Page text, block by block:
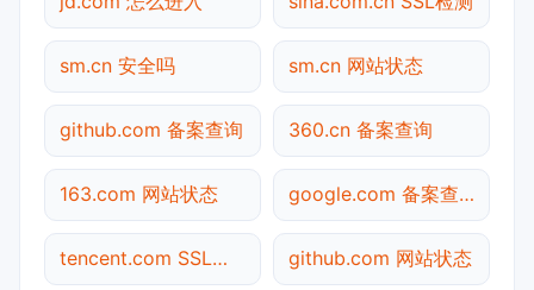
sm.cn 安全吗 sm.cn 网站状态
github.com 备案查询 360.cn 备案查询
163.com 网站状态 google.com 备案查询
tencent.com SSL检测 github.com 网站状态